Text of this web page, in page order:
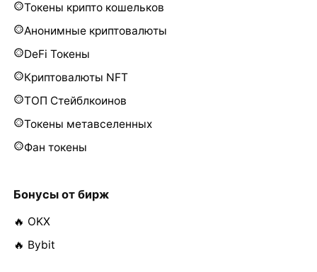
Токены крипто кошельков
Анонимные криптовалюты
DeFi Токены
Криптовалюты NFT
ТОП Стейблкоинов
Токены метавселенных
Фан токены
Бонусы от бирж
🔥 OKX
🔥 Bybit